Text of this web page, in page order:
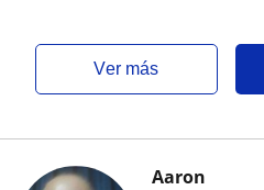
ver más
Aaron